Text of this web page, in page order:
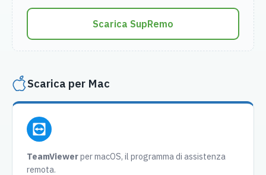
Scarica SupRemo
Scarica per Mac
TeamViewerper macOS, il programma di assistenza
remota.